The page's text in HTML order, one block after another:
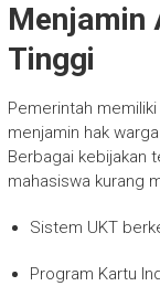
Menjamin
Tinggi
Pemerintah
menjamin hak
Berbagai kebijakan
mahasiswa kurang
Sistem UKT
Program Kartu